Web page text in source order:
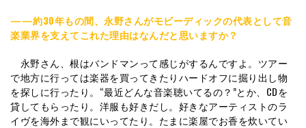
——約30年もの間、 永野さんがモビーディックの代表として音
楽業界を支えてこれた理由はなんだと思いますか？
永野さん、根はバンドマンって感じがするんですよ。ツアー
で地方に行っては楽器を買ってきたりハードオフに掘り出し物
を探しに行ったり。“最近どんな音楽聴いてるの？”とか、CDを
貸してもらったり。洋服も好きだし。好きなアーティストのラ
イヴを海外まで観にいってたり。たまに楽屋でお香を炊いてい